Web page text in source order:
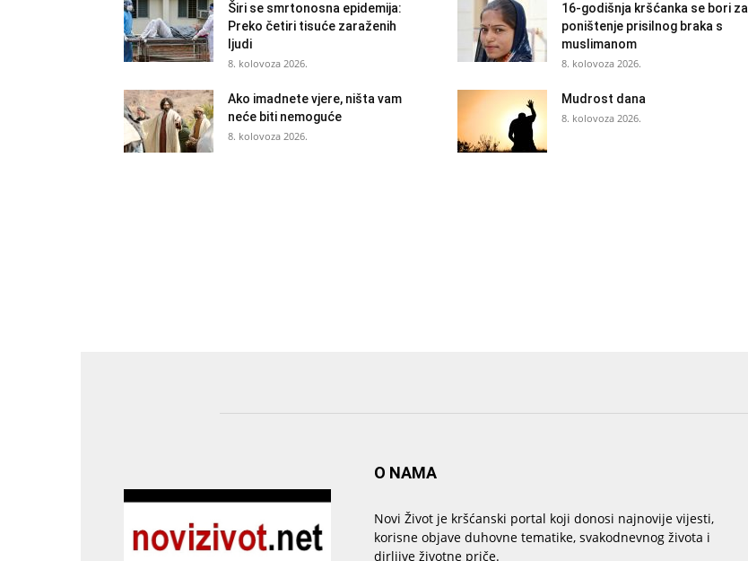
Širi se smrtonosna epidemija:
Preko četiri tisuće zaraženih
ljudi
8. kolovoza 2026.
16-godišnja kršćanka se bori za
poništenje prisilnog braka s
muslimanom
8. kolovoza 2026.
Ako imadnete vjere, ništa vam
neće biti nemoguće
8. kolovoza 2026.
Mudrost dana
8. kolovoza 2026.
O NAMA
Novi Život je kršćanski portal koji donosi najnovije vijesti,
korisne objave duhovne tematike, svakodnevnog života i
dirljive životne priče.